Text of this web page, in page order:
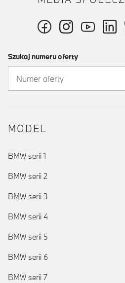
Szukaj numeru oferty
MODEL
BMW serii 1
BMW serii 2
BMW serii 3
BMW serii 4
BMW serii 5
BMW serii 6
BMW serii 7